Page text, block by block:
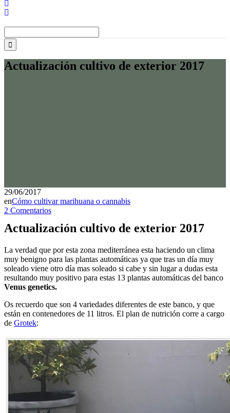
Actualización cultivo de exterior 2017
29/06/2017
enCómo cultivar marihuana o cannabis
2 Comentarios
Actualización cultivo de exterior 2017
La verdad que por esta zona mediterránea esta haciendo un clima
muy benigno para las plantas automáticas ya que tras un día muy
soleado viene otro día mas soleado si cabe y sin lugar a dudas esta
resultando muy positivo para estas 13 plantas automáticas del banco
Venus genetics.
Os recuerdo que son 4 variedades diferentes de este banco, y que
están en contenedores de 11 litros. El plan de nutrición corre a cargo
de Grotek: